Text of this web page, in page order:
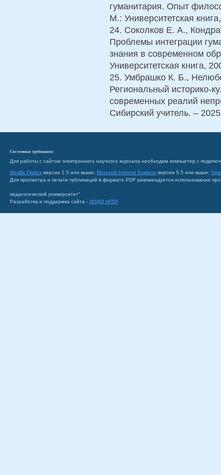
гуманитария. Опыт
М.: Университетская
24. Соколков Е. А.,
Проблемы интеграции
знания в современном
Университетская книга,
25. Умбрашко К. Б.,
Региональный историко-
современных реалий
Сибирский учитель. –
Системные требования
Для работы с сайтом электронного научного журнала необходим компьютер с
Mozilla Firefox версии 1.5 или выше; Microsoft Internet Explorer версии 5.5 или выше;
Для просмотра и печати публикаций в формате PDF рекомендуется использование
педагогический университет"
Разработка и поддержка сайта - ИОДО НГПУ